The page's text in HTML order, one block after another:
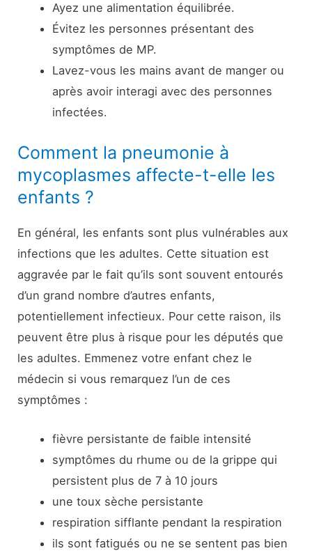
Ayez une alimentation équilibrée.
Évitez les personnes présentant des
symptômes de MP.
Lavez-vous les mains avant de manger ou
après avoir interagi avec des personnes
infectées.
Comment la pneumonie à
mycoplasmes affecte-t-elle les
enfants ?
En général, les enfants sont plus vulnérables aux
infections que les adultes. Cette situation est
aggravée par le fait qu’ils sont souvent entourés
d’un grand nombre d’autres enfants,
potentiellement infectieux. Pour cette raison, ils
peuvent être plus à risque pour les députés que
les adultes. Emmenez votre enfant chez le
médecin si vous remarquez l’un de ces
symptômes :
fièvre persistante de faible intensité
symptômes du rhume ou de la grippe qui
persistent plus de 7 à 10 jours
une toux sèche persistante
respiration sifflante pendant la respiration
ils sont fatigués ou ne se sentent pas bien